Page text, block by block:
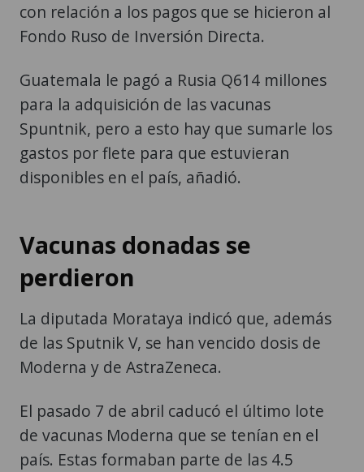
con relación a los pagos que se hicieron al
Fondo Ruso de Inversión Directa.
Guatemala le pagó a Rusia Q614 millones
para la adquisición de las vacunas
Spuntnik, pero a esto hay que sumarle los
gastos por flete para que estuvieran
disponibles en el país, añadió.
Vacunas donadas se
perdieron
La diputada Morataya indicó que, además
de las Sputnik V, se han vencido dosis de
Moderna y de AstraZeneca.
El pasado 7 de abril caducó el último lote
de vacunas Moderna que se tenían en el
país. Estas formaban parte de las 4.5